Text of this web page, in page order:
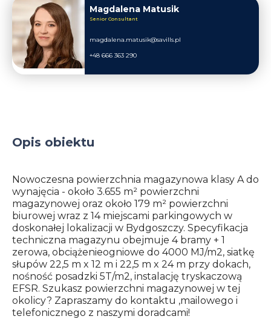
Magdalena Matusik
Senior Consultant
magdalena.matusik@savills.pl
+48 666 363 290
Opis obiektu
Nowoczesna powierzchnia magazynowa klasy A do
wynajęcia - około 3.655 m² powierzchni
magazynowej oraz około 179 m² powierzchni
biurowej wraz z 14 miejscami parkingowych w
doskonałej lokalizacji w Bydgoszczy. Specyfikacja
techniczna magazynu obejmuje 4 bramy + 1
zerowa, obciążenieogniowe do 4000 MJ/m2, siatkę
słupów 22,5 m x 12 m i 22,5 m x 24 m przy dokach,
nośność posadzki 5T/m2, instalację tryskaczową
EFSR. Szukasz powierzchni magazynowej w tej
okolicy? Zapraszamy do kontaktu ,mailowego i
telefonicznego z naszymi doradcami!